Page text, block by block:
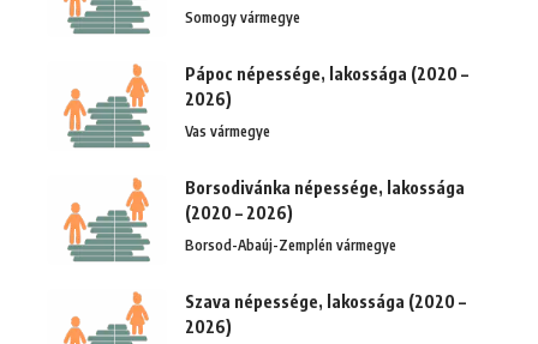
Somogy vármegye
Pápoc népessége, lakossága (2020 –
2026)
Vas vármegye
Borsodivánka népessége, lakossága
(2020 – 2026)
Borsod-Abaúj-Zemplén vármegye
Szava népessége, lakossága (2020 –
2026)